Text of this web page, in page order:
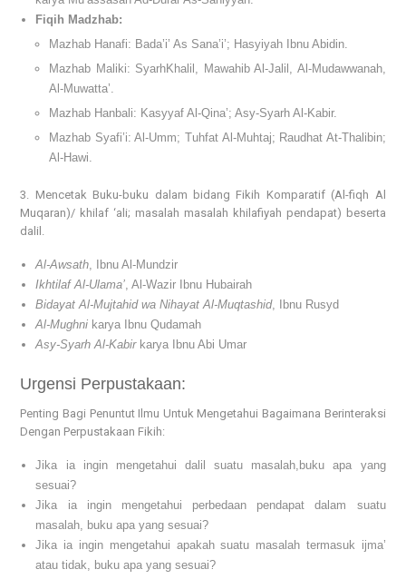
Fiqih Madzhab:
Mazhab Hanafi: Bada’i’ As Sana’i’; Hasyiyah Ibnu Abidin.
Mazhab Maliki: SyarhKhalil, Mawahib Al-Jalil, Al-Mudawwanah,
Al-Muwatta’.
Mazhab Hanbali: Kasyyaf Al-Qina’; Asy-Syarh Al-Kabir.
Mazhab Syafi’i: Al-Umm; Tuhfat Al-Muhtaj; Raudhat At-Thalibin;
Al-Hawi.
3. Mencetak Buku-buku dalam bidang Fikih Komparatif (Al-fiqh Al
Muqaran)/ khilaf ‘ali; masalah masalah khilafiyah pendapat) beserta
dalil.
Al-Awsath , Ibnu Al-Mundzir
Ikhtilaf Al-Ulama’ , Al-Wazir Ibnu Hubairah
Bidayat Al-Mujtahid wa Nihayat Al-Muqtashid, Ibnu Rusyd
Al-Mughni karya Ibnu Qudamah
Asy-Syarh Al-Kabirkarya Ibnu Abi Umar
Urgensi Perpustakaan:
Penting Bagi Penuntut Ilmu Untuk Mengetahui Bagaimana Berinteraksi
Dengan Perpustakaan Fikih:
Jika ia ingin mengetahui dalil suatu masalah,buku apa yang
sesuai?
Jika ia ingin mengetahui perbedaan pendapat dalam suatu
masalah, buku apa yang sesuai?
Jika ia ingin mengetahui apakah suatu masalah termasuk ijma’
atau tidak, buku apa yang sesuai?